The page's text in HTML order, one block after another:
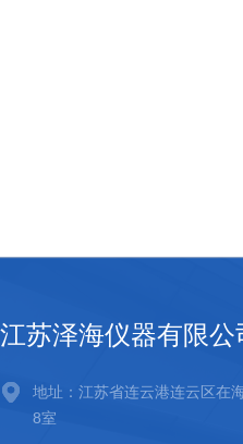
江苏泽海仪器有限公
地址：江苏省连云港连云区在
8室